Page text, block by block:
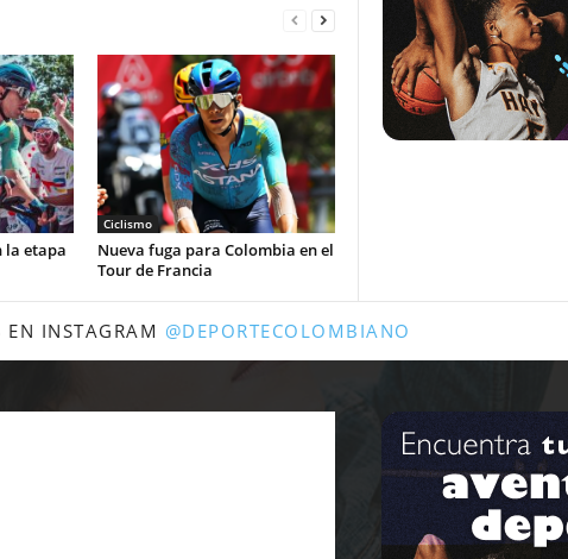
la etapa
Ciclismo
Nueva fuga para Colombia en el
Tour de Francia
EN INSTAGRAM @DEPORTECOLOMBIANO